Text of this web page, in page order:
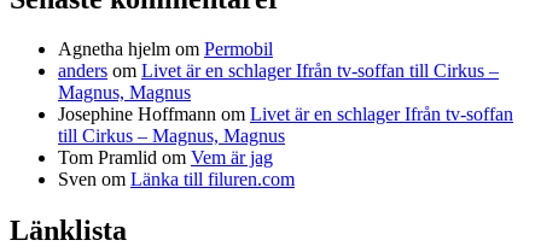
Agnetha hjelm om Permobil
anders om Livet är en schlager Ifrån tv-soffan till Cirkus –
Magnus, Magnus
Josephine Hoffmann om Livet är en schlager Ifrån tv-soffan
till Cirkus – Magnus, Magnus
Tom Pramlid om Vem är jag
Sven om Länka till filuren.com
Länklista